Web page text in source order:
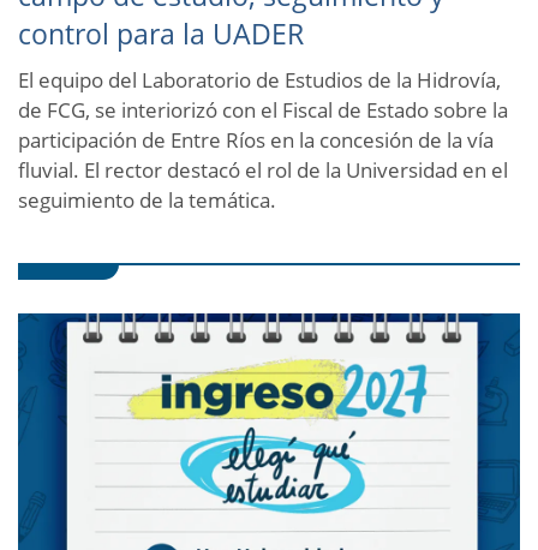
control para la UADER
Cuerpo
El equipo del Laboratorio de Estudios de la Hidrovía,
de FCG, se interiorizó con el Fiscal de Estado sobre la
participación de Entre Ríos en la concesión de la vía
fluvial. El rector destacó el rol de la Universidad en el
seguimiento de la temática.